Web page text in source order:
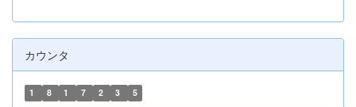
カウンタ
1 8 1 7 2 3 5